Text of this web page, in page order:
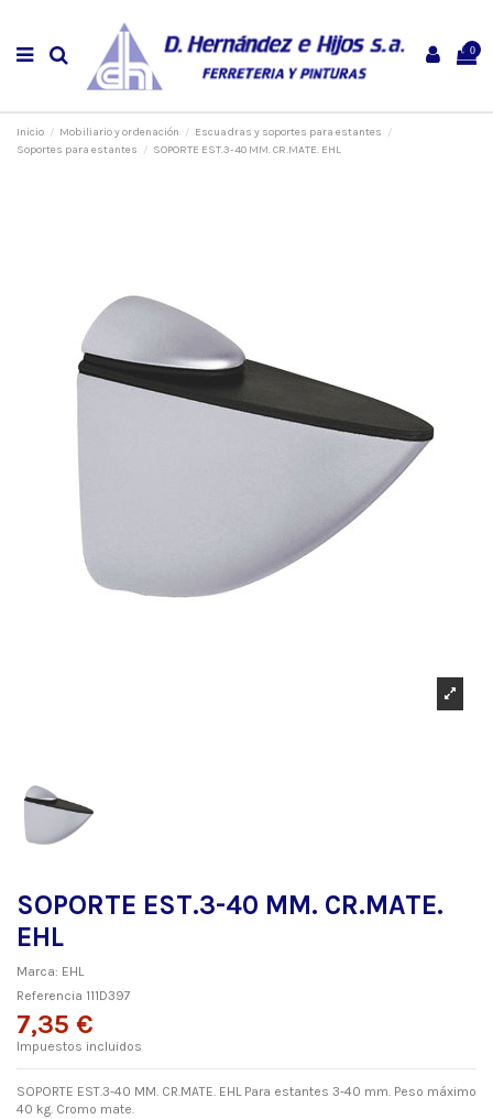
0
Inicio Mobiliario y ordenación
Escuadras y soportes para estantes
Soportes para estantes
SOPORTE EST.3-40 MM. CR.MATE. EHL
SOPORTE EST.3-40 MM. CR.MATE.
EHL
Marca: EHL
Referencia 111D397
7,35 €
Impuestos incluidos
SOPORTE EST.3-40 MM. CR.MATE. EHL Para estantes 3-40 mm. Peso máximo
40 kg. Cromo mate.